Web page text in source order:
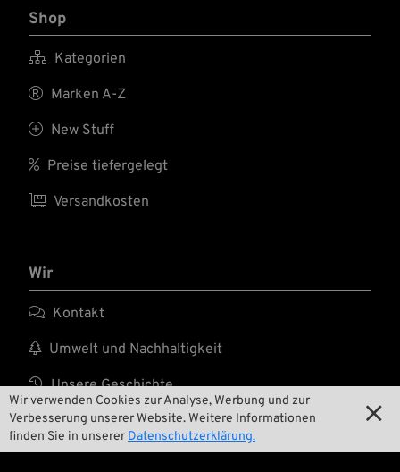
Wir verwenden Cookies zur Analyse, Werbung und zur
Verbesserung unserer Website. Weitere Informationen
finden Sie in unserer Datenschutzerklärung.

Shop
 Kategorien
 Marken A-Z
 New Stuff
 Preise tiefergelegt
 Versandkosten
Wir
 Kontakt
 Umwelt und Nachhaltigkeit
 Unsere Geschichte
 Wrecking Crew